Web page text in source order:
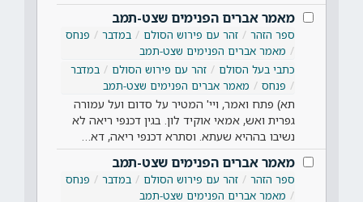
מאמר אברים הפנימים שצט-תמב
ספר הזהר זהר עם פירוש הסולם במדבר
פנחס
מאמר אברים הפנימים שצט-תמב
כתבי בעל הסולם
זהר עם פירוש הסולם
במדבר
פנחס
מאמר אברים הפנימים שצט-תמב
תא) פתח ואמר, ויי' המטיר על סדום ועל עמורה
גפרית ואש, אמאי אוקיד לון. בגין דכנפי ריאה לא
נשיבו בההיא שעתא. וסתרא דכנפי ריאה, דא…
מאמר אברים הפנימים שצט-תמב
ספר הזהר זהר עם פירוש הסולם במדבר
פנחס
מאמר אברים הפנימים שצט-תמב